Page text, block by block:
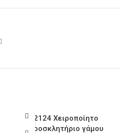
2124 Χειροποίητο
προσκλητήριο γάμου